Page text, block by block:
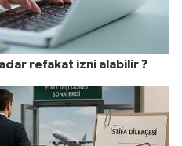
refakat izni alabilir ?